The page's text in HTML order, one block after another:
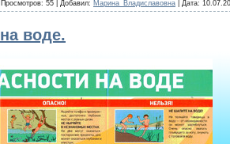
Просмотров: 55 | Добавил: Марина_Владиславовна | Дата:
воде.